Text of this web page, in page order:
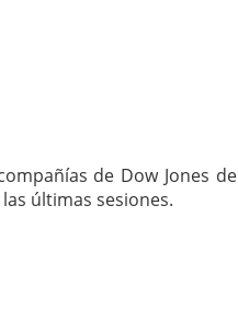
de Dow Jones de
las últimas sesiones.